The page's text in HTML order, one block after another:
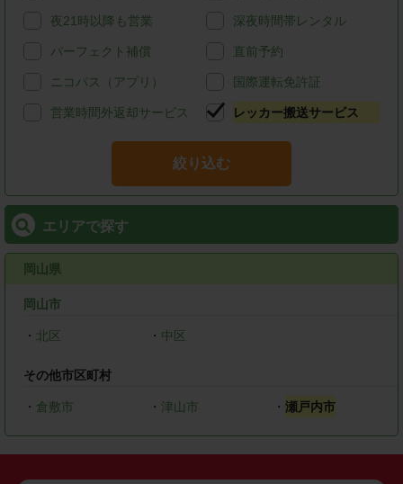
夜21時以降も営業 深夜時間帯レンタル
パーフェクト補償 直前予約
ニコパス（アプリ） 国際運転免許証
営業時間外返却サービス レッカー搬送サービス
絞り込む
エリアで探す
岡山県
岡山市
・ 北区 ・ 中区
その他市区町村
・ 倉敷市 ・ 津山市 ・瀬戸内市